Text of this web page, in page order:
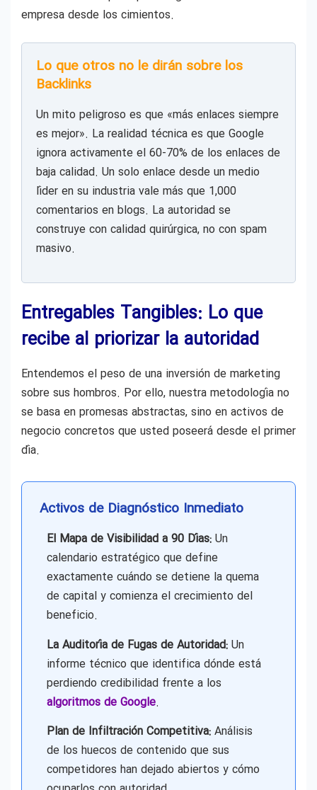
empresa desde los cimientos.
Lo que otros no le dirán sobre los
Backlinks
Un mito peligroso es que «más enlaces siempre
es mejor». La realidad técnica es que Google
ignora activamente el 60-70% de los enlaces de
baja calidad. Un solo enlace desde un medio
líder en su industria vale más que 1,000
comentarios en blogs. La autoridad se
construye con calidad quirúrgica, no con spam
masivo.
Entregables Tangibles: Lo que
recibe al priorizar la autoridad
Entendemos el peso de una inversión de marketing
sobre sus hombros. Por ello, nuestra metodología no
se basa en promesas abstractas, sino en activos de
negocio concretos que usted poseerá desde el primer
día.
Activos de Diagnóstico Inmediato
El Mapa de Visibilidad a 90 Días: Un
calendario estratégico que define
exactamente cuándo se detiene la quema
de capital y comienza el crecimiento del
beneficio.
La Auditoría de Fugas de Autoridad: Un
informe técnico que identifica dónde está
perdiendo credibilidad frente a los
algoritmos de Google.
Plan de Infiltración Competitiva: Análisis
de los huecos de contenido que sus
competidores han dejado abiertos y cómo